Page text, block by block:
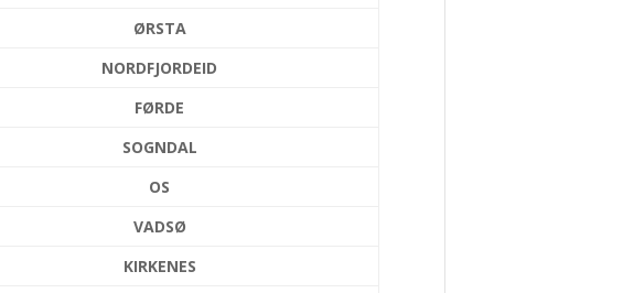
ØRSTA
NORDFJORDEID
FØRDE
SOGNDAL
OS
VADSØ
KIRKENES